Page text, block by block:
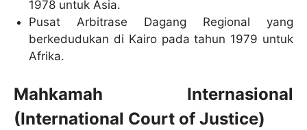
1978 untuk Asia.
Pusat Arbitrase Dagang Regional yang
berkedudukan di Kairo pada tahun 1979 untuk
Afrika.
Mahkamah Internasional
(International Court of Justice)